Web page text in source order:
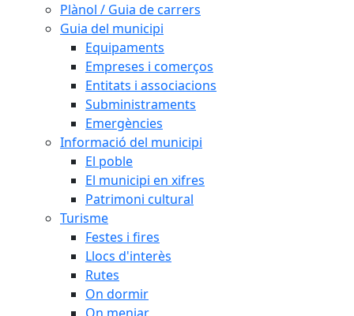
Plànol / Guia de carrers
Guia del municipi
Equipaments
Empreses i comerços
Entitats i associacions
Subministraments
Emergències
Informació del municipi
El poble
El municipi en xifres
Patrimoni cultural
Turisme
Festes i fires
Llocs d'interès
Rutes
On dormir